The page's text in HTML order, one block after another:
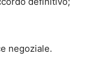
negoziale.